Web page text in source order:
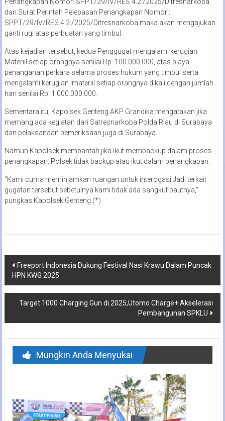
dan Surat Perintah Pelepasan Penangkapan Nomor :
SPPT/29/IV/RES.4.2./2025/Ditresnarkoba maka akan mengajukan
ganti rugi atas perbuatan yang timbul.
Atas kejadian tersebut, kedua Penggugat mengalami kerugian
Materiil setiap orangnya senilai Rp. 100.000.000, atas biaya
penanganan perkara selama proses hukum yang timbul serta
mengalami kerugian Imateriil setiap orangnya dikali dengan jumlah
hari senilai Rp. 1.000.000.000.
Sementara itu, Kapolsek Genteng AKP Grandika mengatakan jika
memang ada kegiatan dari Satresnarkoba Polda Riau di Surabaya
dan pelaksanaan pemeriksaan juga di Surabaya.
Namun Kapolsek membantah jika ikut membackup dalam proses
penangkapan. Polsek tidak backup atau ikut dalam penangkapan.
“Kami cuma meminjamkan ruangan untuk interogasi.Jadi terkait
gugatan tersebut sebetulnya kami tidak ada sangkut pautnya,”
pungkas Kapolsek Genteng.(*)
Navigasi
pos
Freeport Indonesia Dukung Festival Nasi Krawu Dalam Puncak
HPN KWG 2025
Target 1000 Charging Gun di 2025,Utomo Charge+ Akselerasi
Pembangunan SPKLU
Mungkin Anda Menyukai